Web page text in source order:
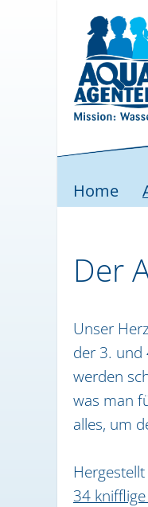
Home
Der
Unser
der 3. und
werden
was man
alles, um
34